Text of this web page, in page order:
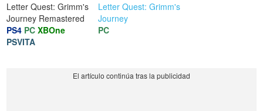
Letter Quest: Grimm's
Journey Remastered
PS4 PC XBOne
PSVITA
Letter Quest: Grimm's
Journey
PC